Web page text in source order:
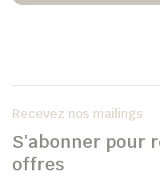
Recevez nos mailings
S'abonner pour
offres